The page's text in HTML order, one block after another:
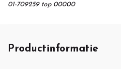
01-709259 top 00000
Productinformatie